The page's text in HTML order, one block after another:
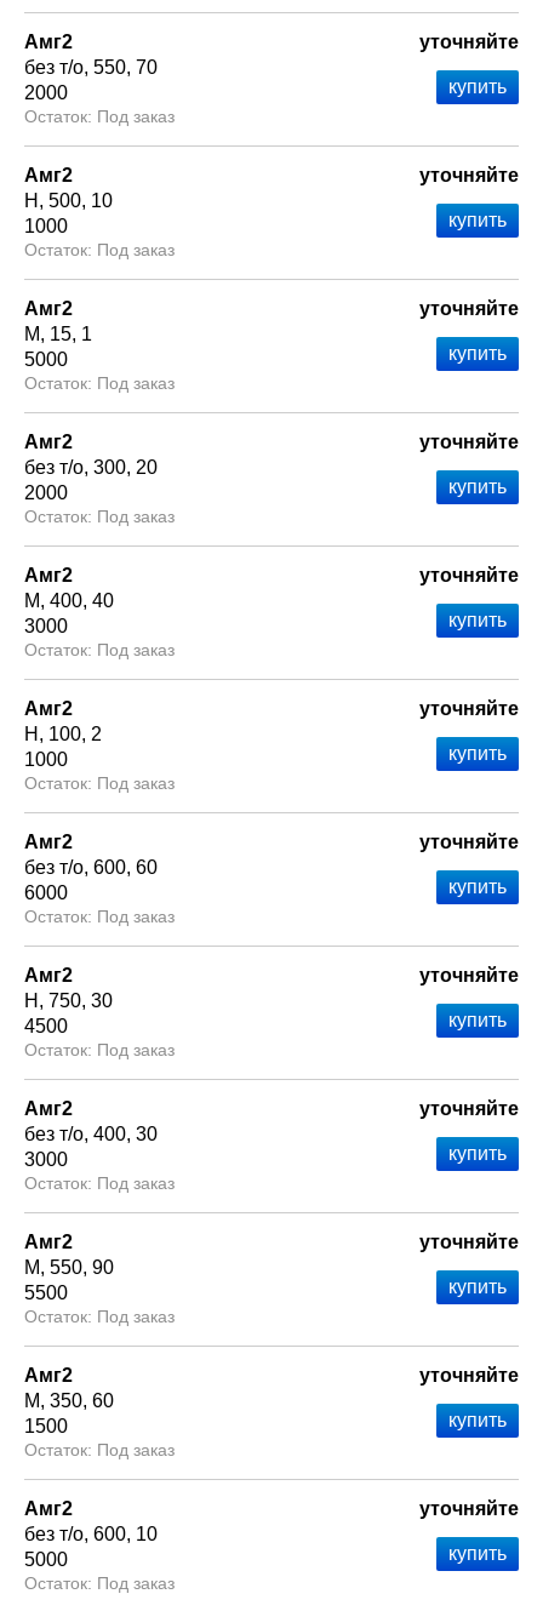
Амг2
без т/о 550 70
2000
Под заказ
уточняйте
Амг2
Н
500 10
1000
Под заказ
уточняйте
Амг2
М
15 1
5000
Под заказ
уточняйте
Амг2
без т/о 300 20
2000
Под заказ
уточняйте
Амг2
М 400 40
3000
Под заказ
уточняйте
Амг2
Н
100 2
1000
Под заказ
уточняйте
Амг2
без т/о 600 60
6000
Под заказ
уточняйте
Амг2
Н
750 30
4500
Под заказ
уточняйте
Амг2
без т/о 400 30
3000
Под заказ
уточняйте
Амг2
М 550 90
5500
Под заказ
уточняйте
Амг2
М 350 60
1500
Под заказ
уточняйте
Амг2
без т/о 600 10
5000
Под заказ
уточняйте